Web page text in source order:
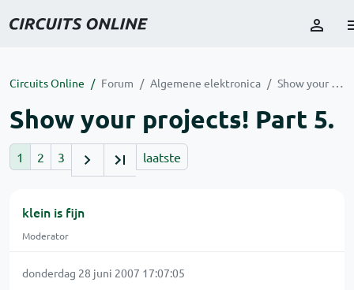
Circuits Online Forum Algemene elektronica Show your projects! Part 5.
Show your projects! Part 5.
1 2 3 laatste
klein is fijn
Moderator
donderdag 28 juni 2007 17:07:05